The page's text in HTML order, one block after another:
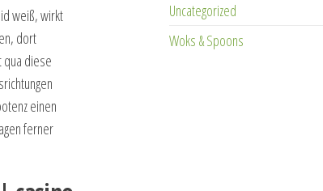
weiß, wirkt
dort
qua diese
einen
ferner
Uncategorized
Woks & Spoons